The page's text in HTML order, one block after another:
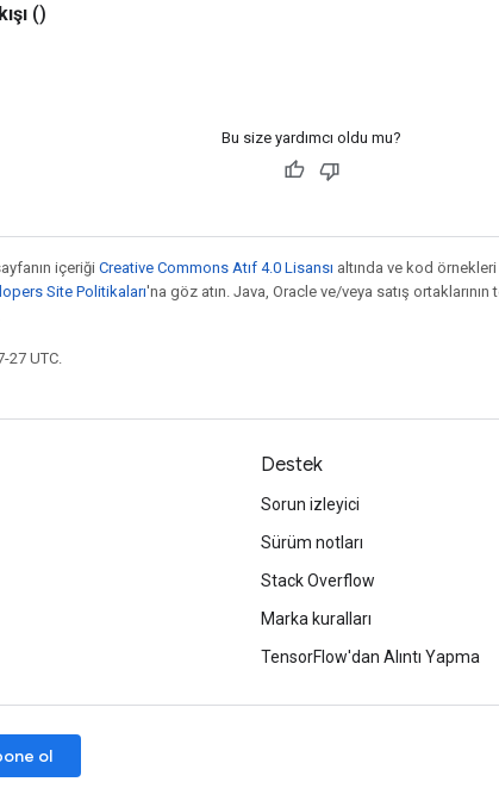
()
Bu size yardımcı oldu mu?
içeriği Creative Commons Atıf 4.0 Lisansı altında ve kod örnekleri
Site Politikaları'na göz atın. Java, Oracle ve/veya satış
UTC.
Destek
Sorun izleyici
Sürüm notları
Stack Overflow
Marka kuralları
TensorFlow'dan Alıntı Yapma
ol